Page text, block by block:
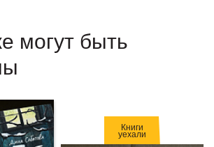
могут быть
Книги
уехали